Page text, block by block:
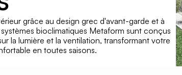
grâce au design grec d'avant-garde et à
bioclimatiques Metaform sunt conçus
la lumière et la ventilation, transformant votre
en toutes saisons.